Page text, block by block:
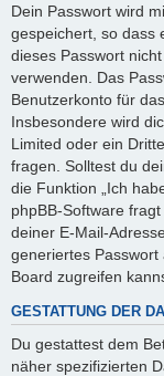
Dein Passwort wird
gespeichert, so dass
dieses Passwort
verwenden. Das
Benutzerkonto für
Insbesondere wird
Limited oder ein
fragen. Solltest du
die Funktion „Ich
phpBB-Software
deiner E-Mail-
generiertes
Board zugreifen
GESTATTUNG DER
Du gestattest dem
näher spezifizierten